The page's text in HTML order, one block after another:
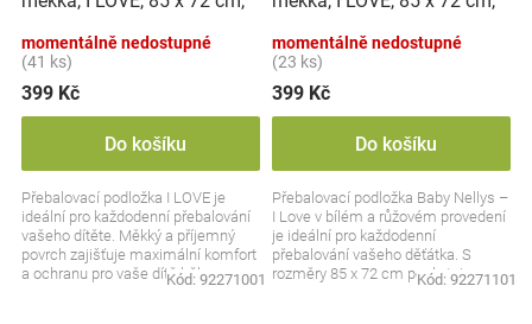
momentálně nedostupné
(41 ks)
399 Kč
Do košíku
Přebalovací podložka I LOVE je
ideální pro každodenní přebalování
vašeho dítěte. Měkký a příjemný
povrch zajišťuje maximální komfort
a ochranu pro vaše dítě během
Kód: 92271001
momentálně nedostupné
(23 ks)
399 Kč
Do košíku
Přebalovací podložka Baby Nellys –
I Love v bílém a růžovém provedení
je ideální pro každodenní
přebalování vašeho děťátka. S
rozměry 85 x 72 cm poskytuje
Kód: 92271101